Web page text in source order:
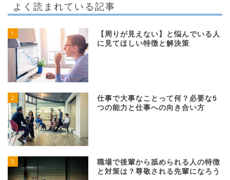
よく読まれている記事
1
【周りが見えない】と悩んでいる人
に見てほしい特徴と解決策
2
仕事で大事なことって何？必要な5
つの能力と仕事への向き合い方
3
職場で後輩から舐められる人の特徴
と対策は？尊敬される先輩になろう